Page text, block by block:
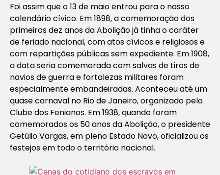
Foi assim que o 13 de maio entrou para o nosso
calendário cívico. Em 1898, a comemoração dos
primeiros dez anos da Abolição já tinha o caráter
de feriado nacional, com atos cívicos e religiosos e
com repartições públicas sem expediente. Em 1908,
a data seria comemorada com salvas de tiros de
navios de guerra e fortalezas militares foram
especialmente embandeiradas. Aconteceu até um
quase carnaval no Rio de Janeiro, organizado pelo
Clube dos Fenianos. Em 1938, quando foram
comemorados os 50 anos da Abolição, o presidente
Getúlio Vargas, em pleno Estado Novo, oficializou os
festejos em todo o território nacional.